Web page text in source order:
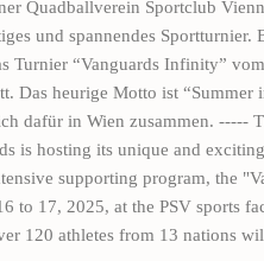
Quadballverein Sportclub
und spannendes
Turnier “Vanguards Infinity”
Das heurige Motto ist
dafür in Wien zusammen. -----
is hosting its unique and
supporting program, the
to 17, 2025, at the PSV sports
120 athletes from 13 nations